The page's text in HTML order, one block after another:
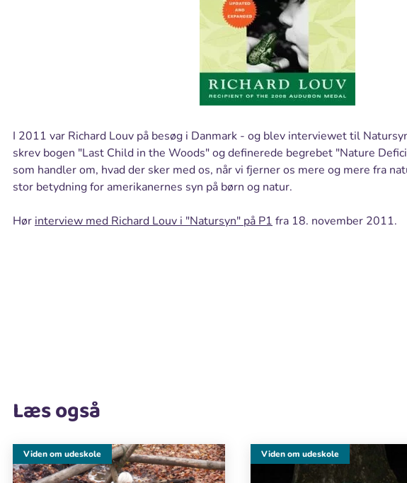
I 2011 var Richard Louv på besøg i Danmark - og blev interviewet til
skrev bogen "Last Child in the Woods" og definerede begrebet "Nature
som handler om, hvad der sker med os, når vi fjerner os mere og mere fra
stor betydning for amerikanernes syn på børn og natur.
Hør interview med Richard Louv i "Natursyn" på P1 fra 18. november 2011.
Læs også
Viden om udeskole Viden om udeskole